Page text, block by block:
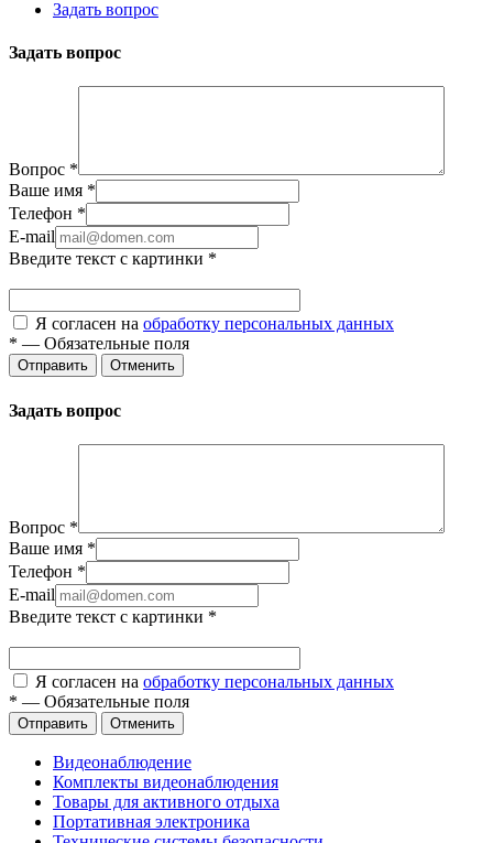
Задать вопрос
Задать вопрос
Вопрос *
Ваше имя *
Телефон *
E-mail
Введите текст с картинки *
Я согласен на обработку персональных данных
* — Обязательные поля
Отправить Отменить
Задать вопрос
Вопрос *
Ваше имя *
Телефон *
E-mail
Введите текст с картинки *
Я согласен на обработку персональных данных
* — Обязательные поля
Отправить Отменить
Видеонаблюдение
Комплекты видеонаблюдения
Товары для активного отдыха
Портативная электроника